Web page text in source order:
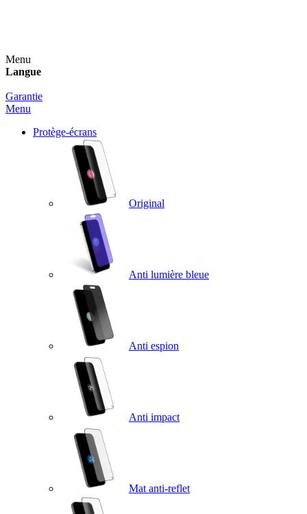
Menu
Langue
Garantie
Menu
Protège-écrans
Original
Anti lumière bleue
Anti espion
Anti impact
Mat anti-reflet